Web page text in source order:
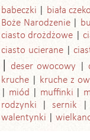
babeczki biała
Boże Narodzenie
ciasto drożdżowe
ciasto ucierane
deser owocowy
kruche
kruche z
miód
muffinki
rodzynki
sernik
walentynki